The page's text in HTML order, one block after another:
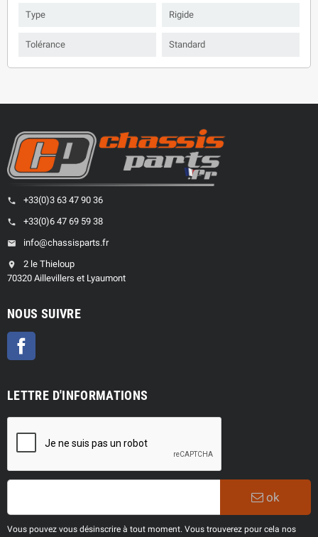
Type Rigide
Tolérance Standard
phone +33(0)3 63 47 90 36
phone +33(0)6 47 69 59 38
email info@chassisparts.fr
location_on
2 le Thieloup
70320 Aillevillers et Lyaumont
NOUS SUIVRE
LETTRE D'INFORMATIONS
ok
Vous pouvez vous désinscrire à tout moment. Vous trouverez pour cela nos